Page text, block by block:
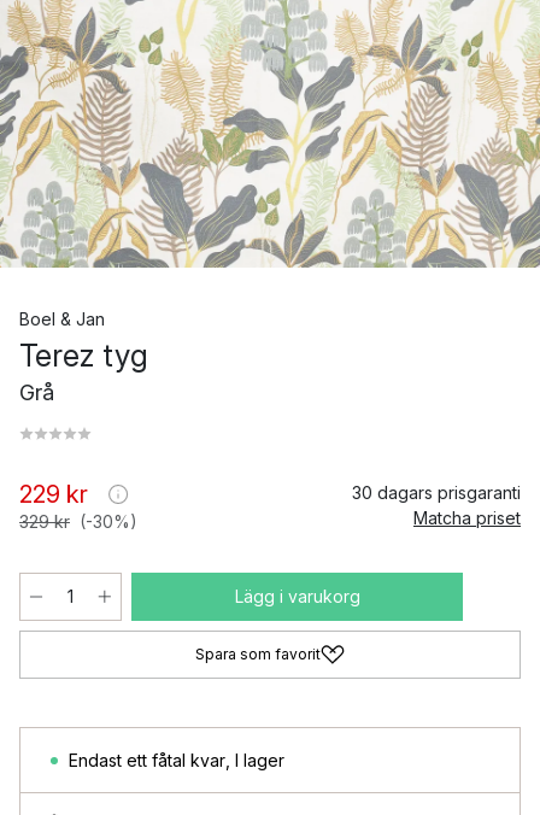
Boel & Jan
Terez tyg
Grå
229 kr
329 kr (-30%)
30 dagars prisgaranti
Matcha priset
Lägg i varukorg
Spara som favorit
Endast ett fåtal kvar I lager